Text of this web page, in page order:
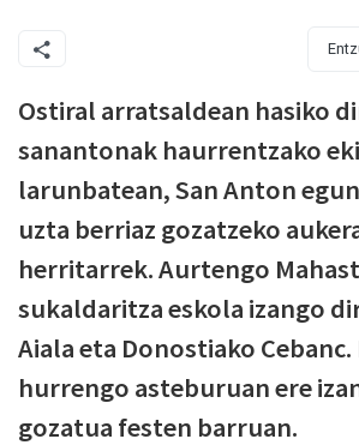
Ostiral arratsaldean hasiko
sanantonak haurrentzako
larunbatean, San Anton
uzta berriaz gozatzeko
herritarrek. Aurtengo
sukaldaritza eskola izango
Aiala eta Donostiako
hurrengo asteburuan ere
gozatua festen barruan.